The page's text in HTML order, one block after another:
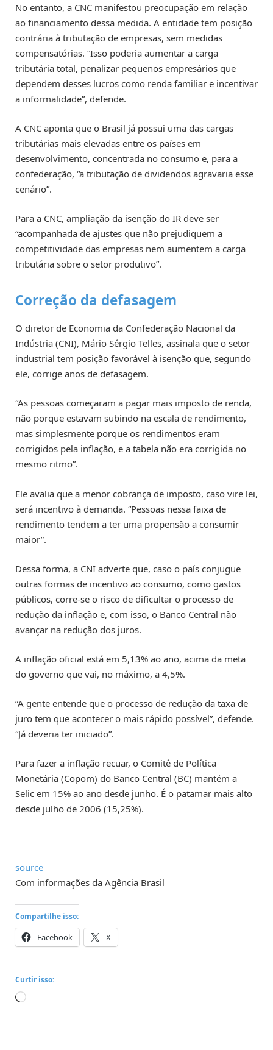
No entanto, a CNC manifestou preocupação em relação
ao financiamento dessa medida. A entidade tem posição
contrária à tributação de empresas, sem medidas
compensatórias. “Isso poderia aumentar a carga
tributária total, penalizar pequenos empresários que
dependem desses lucros como renda familiar e incentivar
a informalidade”, defende.
A CNC aponta que o Brasil já possui uma das cargas
tributárias mais elevadas entre os países em
desenvolvimento, concentrada no consumo e, para a
confederação, “a tributação de dividendos agravaria esse
cenário”.
Para a CNC, ampliação da isenção do IR deve ser
“acompanhada de ajustes que não prejudiquem a
competitividade das empresas nem aumentem a carga
tributária sobre o setor produtivo”.
Correção da defasagem
O diretor de Economia da Confederação Nacional da
Indústria (CNI), Mário Sérgio Telles, assinala que o setor
industrial tem posição favorável à isenção que, segundo
ele, corrige anos de defasagem.
“As pessoas começaram a pagar mais imposto de renda,
não porque estavam subindo na escala de rendimento,
mas simplesmente porque os rendimentos eram
corrigidos pela inflação, e a tabela não era corrigida no
mesmo ritmo”.
Ele avalia que a menor cobrança de imposto, caso vire lei,
será incentivo à demanda. “Pessoas nessa faixa de
rendimento tendem a ter uma propensão a consumir
maior”.
Dessa forma, a CNI adverte que, caso o país conjugue
outras formas de incentivo ao consumo, como gastos
públicos, corre-se o risco de dificultar o processo de
redução da inflação e, com isso, o Banco Central não
avançar na redução dos juros.
A inflação oficial está em 5,13% ao ano, acima da meta
do governo que vai, no máximo, a 4,5%.
“A gente entende que o processo de redução da taxa de
juro tem que acontecer o mais rápido possível”, defende.
“Já deveria ter iniciado”.
Para fazer a inflação recuar, o Comitê de Política
Monetária (Copom) do Banco Central (BC) mantém a
Selic em 15% ao ano desde junho. É o patamar mais alto
desde julho de 2006 (15,25%).
source
Com informações da Agência Brasil
Compartilhe isso:
Facebook X
Curtir isso:
Carregando...